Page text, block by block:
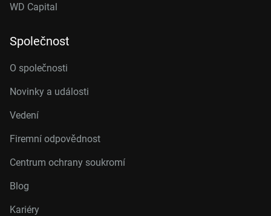
WD Capital
Společnost
O společnosti
Novinky a události
Vedení
Firemní odpovědnost
Centrum ochrany soukromí
Blog
Kariéry